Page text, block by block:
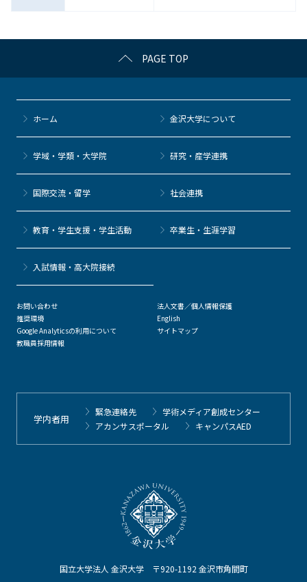
PAGE TOP
国立大学法人 金沢大学 〒920-1192 金沢市角間町
ホーム 金沢大学について
学域・学類・大学院 研究・産学連携
国際交流・留学 社会連携
教育・学生支援・学生活動 卒業生・生涯学習
⼊試情報・高大院接続
お問い合わせ
推奨環境
Google Analyticsの利用について
教職員採用情報
法人文書／個人情報保護
English
サイトマップ
学内者用
緊急連絡先
学術メディア創成センター
アカンサスポータル
キャンパスAED